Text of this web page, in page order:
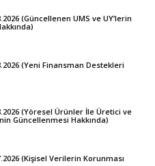
(Güncellenen UMS ve UY’lerin
(Yeni Finansman Destekleri
(Yöresel Ürünler İle Üretici ve
Güncellenmesi Hakkında)
(Kişisel Verilerin Korunması